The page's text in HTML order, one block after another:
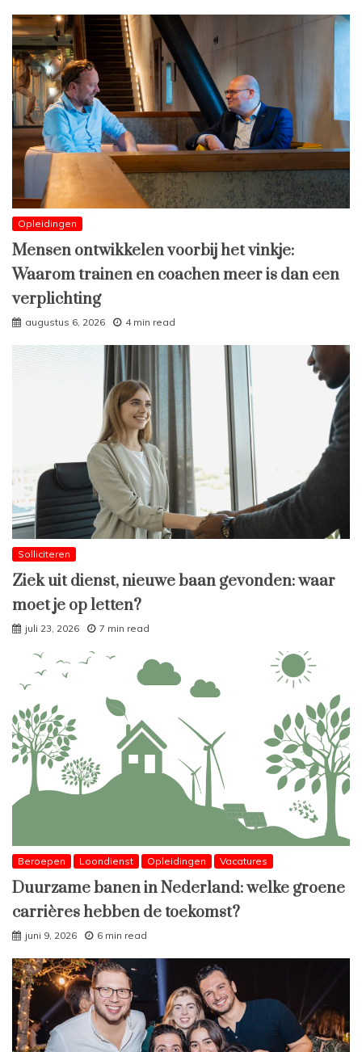
Opleidingen
Mensen ontwikkelen voorbij het vinkje:
Waarom trainen en coachen meer is dan een
verplichting
augustus 6, 2026 4 min read
Solliciteren
Ziek uit dienst, nieuwe baan gevonden: waar
moet je op letten?
juli 23, 2026 7 min read
Beroepen Loondienst Opleidingen Vacatures
Duurzame banen in Nederland: welke groene
carrières hebben de toekomst?
juni 9, 2026 6 min read